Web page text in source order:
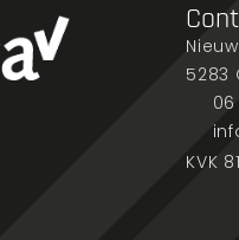
5283
06
KVK